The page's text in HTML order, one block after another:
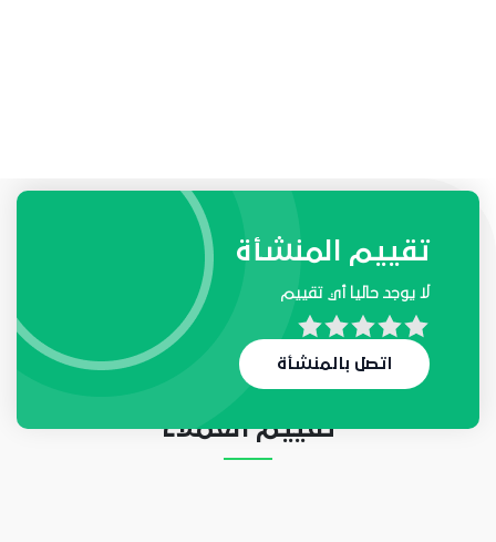
طلبات واحتياجات المنشأة
لا يوجد حاليا أي طلب
تقييم العملاء
تقييم المنشأة
لا يوجد حاليا أي تقييم
اتصل بالمنشأة